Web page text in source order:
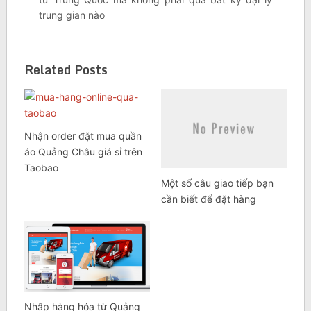
trung gian nào
Related Posts
Nhận order đặt mua quần
áo Quảng Châu giá sỉ trên
Taobao
Một số câu giao tiếp bạn
cần biết để đặt hàng
Nhập hàng hóa từ Quảng